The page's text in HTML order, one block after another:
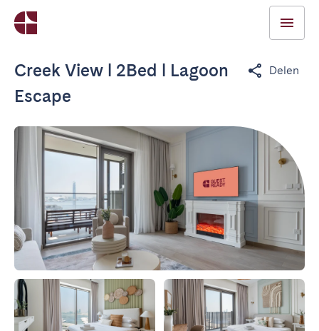
Creek View l 2Bed l Lagoon
Escape
Delen